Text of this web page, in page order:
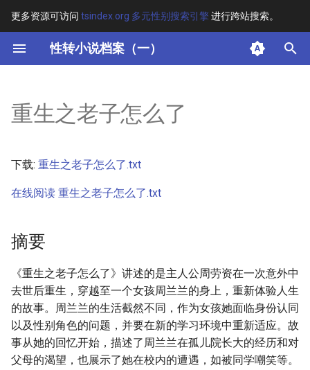
更多资源可访问 tsindex.org 多元性别搜索引擎进行跨站搜索。
性转小说档案（一）
键
开
搜
索
其他信息 [Processed Page
重生之老子怎么了
下载: 重生之老子怎么了.txt
在线阅读 重生之老子怎么了.txt
摘要
《重生之老子怎么了》讲述的是主人公周劳资在一次意外中
去世后重生，穿越至一个女孩周兰兰的身上，重新体验人生
的故事。周兰兰的生活截然不同，作为女孩她面临身份认同
以及性别角色的问题，并要在新的学习环境中重新适应。故
事从她的回忆开始，描述了周兰兰在孤儿院长大的经历和对
父母的渴望，也展示了她在校内的遭遇，如被同学嘲笑等。